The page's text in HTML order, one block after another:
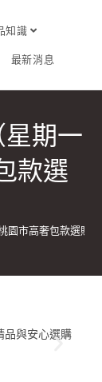
知識
最新消息
期一
款選
園市高奢包款選購